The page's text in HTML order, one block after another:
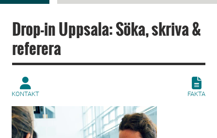
Drop-in Uppsala: Söka, skriva &
referera
KONTAKT FAKTA